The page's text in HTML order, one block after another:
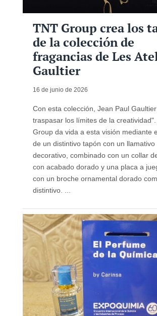
TNT Group crea los
de la colección de
fragancias de Les
Gaultier
16 de junio de 2026
Con esta colección, Jean Paul
traspasar los límites de la
Group da vida a esta visión mediante
de un distintivo tapón con un
decorativo, combinado con un collar
con acabado dorado y una placa a
con un broche ornamental dorado
distintivo. ...